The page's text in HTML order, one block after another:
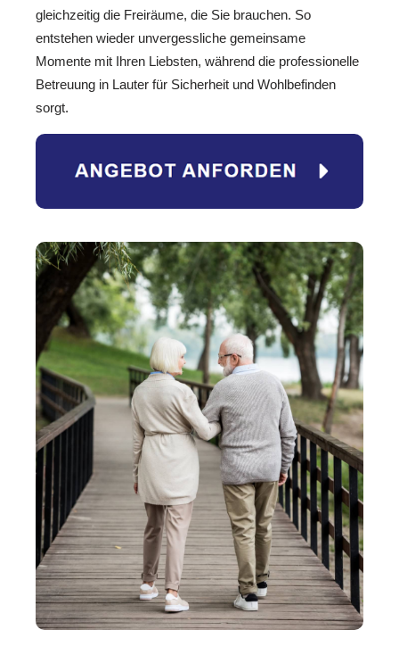
gleichzeitig die Freiräume, die Sie brauchen. So
entstehen wieder unvergessliche gemeinsame
Momente mit Ihren Liebsten, während die professionelle
Betreuung in Lauter für Sicherheit und Wohlbefinden
sorgt.